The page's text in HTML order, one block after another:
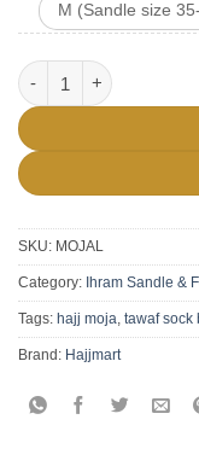
M (Sandle size
Tawaf Socks For Hajj
SKU: MOJAL
Category: Ihram Sandle &
Tags: hajj moja, tawaf sock
Brand: Hajjmart